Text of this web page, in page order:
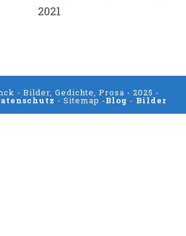
2021
- Bilder, Gedichte, Prosa - 2025 -
- Sitemap -Blog - Bilder